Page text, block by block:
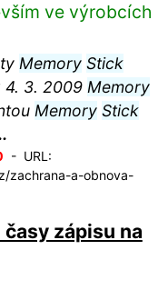
ve výrobcích
Memory Stick
4. 3. 2009 Memory
Memory Stick
- URL:
zachrana-a-obnova-
zápisu na